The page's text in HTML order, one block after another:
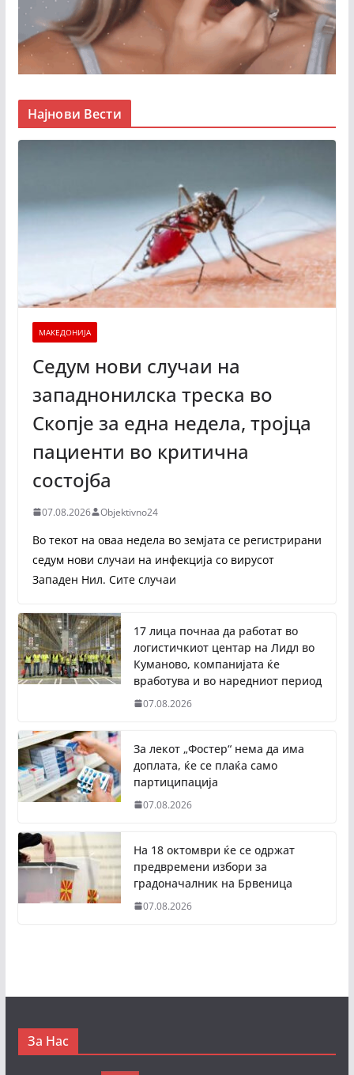
Најнови Вести
МАКЕДОНИЈА
Седум нови случаи на
западнонилска треска во
Скопје за една недела, тројца
пациенти во критична
состојба
07.08.2026 Objektivno24
Во текот на оваа недела во земјата се регистрирани
седум нови случаи на инфекција со вирусот
Западен Нил. Сите случаи
17 лица почнаа да работат во
логистичкиот центар на Лидл во
Куманово, компанијата ќе
вработува и во наредниот период
07.08.2026
За лекот „Фостер“ нема да има
доплата, ќе се плаќа само
партиципација
07.08.2026
На 18 октомври ќе се одржат
предвремени избори за
градоначалник на Брвеница
07.08.2026
За Нас